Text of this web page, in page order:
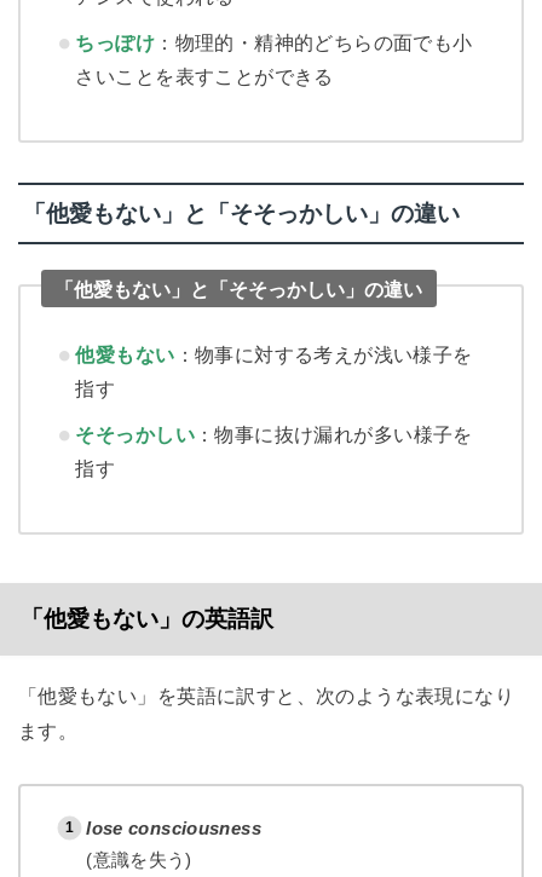
ちっぽけ ：物理的・精神的どちらの面でも小
さいことを表すことができる
「他愛もない」と「そそっかしい」の違い
「他愛もない」と「そそっかしい」の違い
他愛もない ：物事に対する考えが浅い様子を
指す
そそっかしい：物事に抜け漏れが多い様子を
指す
「他愛もない」の英語訳
「他愛もない」を英語に訳すと、次のような表現になり
ます。
lose consciousness
(意識を失う)